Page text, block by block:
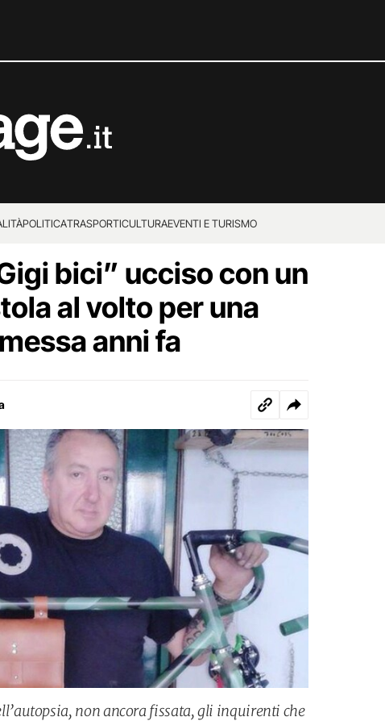
POLITICATRASPORTICULTURAEVENTI E TURISMO
bici” ucciso con un
al volto per una
anni fa
non ancora fissata, gli inquirenti che